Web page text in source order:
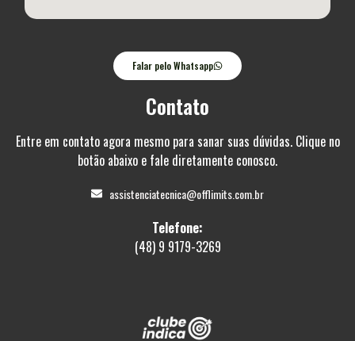
Falar pelo Whatsapp
Contato
Entre em contato agora mesmo para sanar suas dúvidas. Clique no
botão abaixo e fale diretamente conosco.
assistenciatecnica@offlimits.com.br
Telefone:
(48) 9 9179-3269